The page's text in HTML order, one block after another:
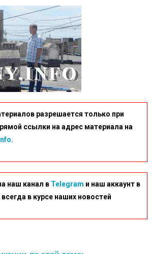
разрешается только при
ссылки на адрес материала на
наш канал в Telegram и наш аккаунт в
всегда в курсе наших новостей